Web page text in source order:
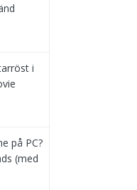
i
på PC?
(med